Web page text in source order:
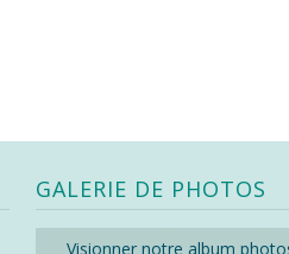
GALERIE DE PHOTOS
Visionner notre album